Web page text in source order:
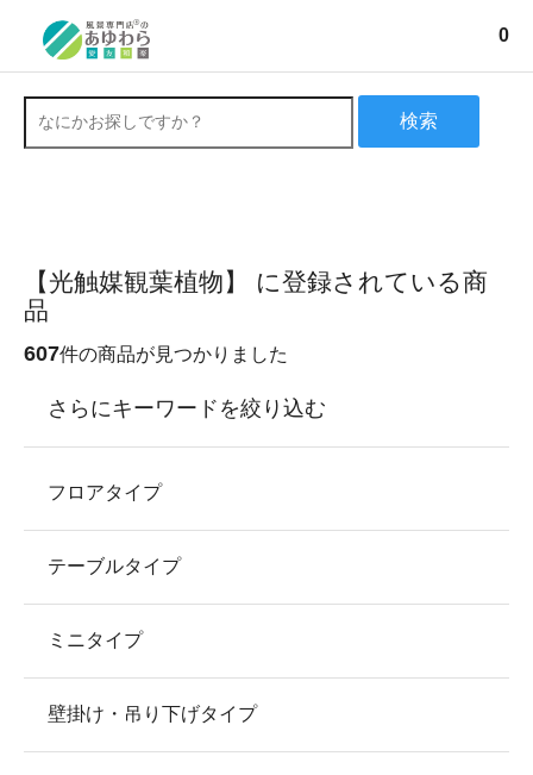
0
検索
【光触媒観葉植物】 に登録されている商
品
607件の商品が見つかりました
さらにキーワードを絞り込む
フロアタイプ
テーブルタイプ
ミニタイプ
壁掛け・吊り下げタイプ